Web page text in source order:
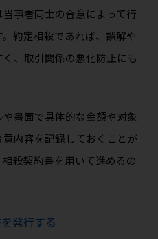
事者同士の合意によって行
約定相殺であれば、誤解や
、取引関係の悪化防止にも
書面で具体的な金額や対象
内容を記録しておくことが
殺契約書を用いて進めるの
発行する